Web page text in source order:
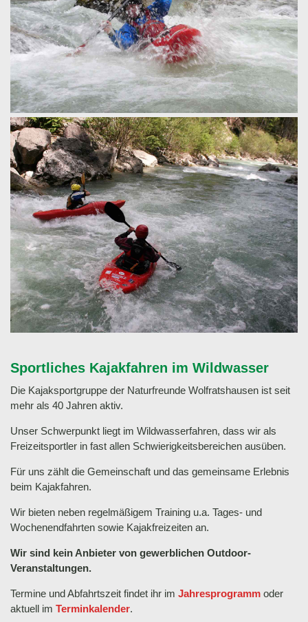
Sportliches Kajakfahren im Wildwasser
Die Kajaksportgruppe der Naturfreunde Wolfratshausen ist seit
mehr als 40 Jahren aktiv.
Unser Schwerpunkt liegt im Wildwasserfahren, dass wir als
Freizeitsportler in fast allen Schwierigkeitsbereichen ausüben.
Für uns zählt die Gemeinschaft und das gemeinsame Erlebnis
beim Kajakfahren.
Wir bieten neben regelmäßigem Training u.a. Tages- und
Wochenendfahrten sowie Kajakfreizeiten an.
Wir sind kein Anbieter von gewerblichen Outdoor-
Veranstaltungen.
Termine und Abfahrtszeit findet ihr im Jahresprogramm oder
aktuell im Terminkalender.